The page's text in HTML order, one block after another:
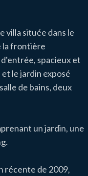
villa située dans le
la frontière
spacieux et
le jardin exposé
de bains, deux
un jardin, une
récente de 2009,